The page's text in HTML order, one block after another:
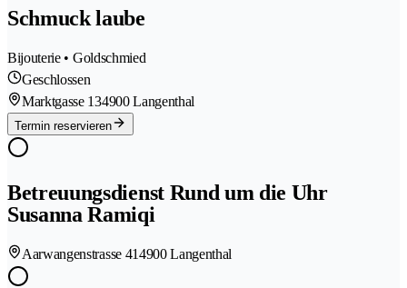
Schmuck laube
Bijouterie • Goldschmied
Geschlossen
Marktgasse 134900 Langenthal
Termin reservieren
Betreuungsdienst Rund um die Uhr
Susanna Ramiqi
Aarwangenstrasse 414900 Langenthal